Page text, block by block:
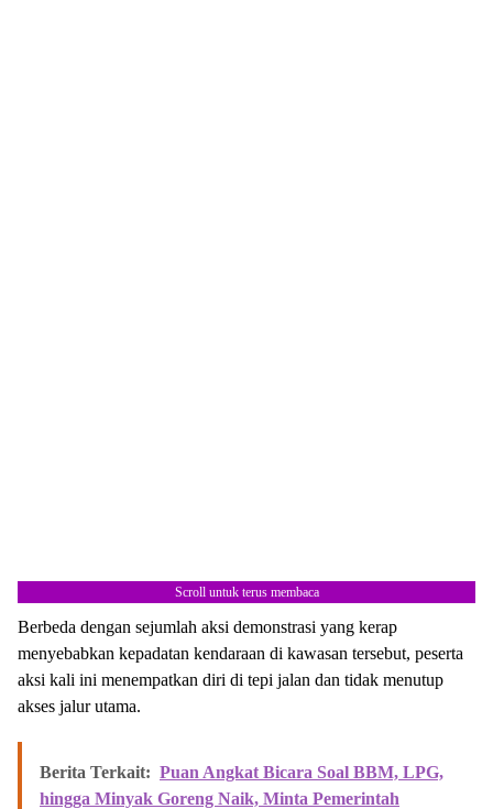
Scroll untuk terus membaca
Berbeda dengan sejumlah aksi demonstrasi yang kerap
menyebabkan kepadatan kendaraan di kawasan tersebut, peserta
aksi kali ini menempatkan diri di tepi jalan dan tidak menutup
akses jalur utama.
Berita Terkait: Puan Angkat Bicara Soal BBM, LPG,
hingga Minyak Goreng Naik, Minta Pemerintah